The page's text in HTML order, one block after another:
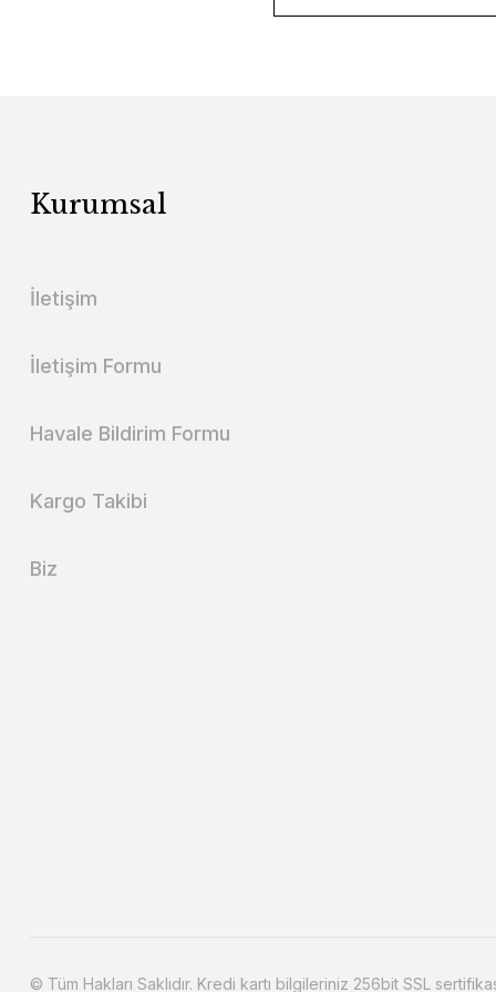
Kurumsal
İletişim
İletişim Formu
Havale Bildirim Formu
Kargo Takibi
Biz
© Tüm Hakları Saklıdır. Kredi kartı bilgileriniz 256bit SSL